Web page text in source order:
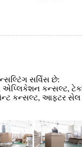
સર્વિસ છે:
એપ્લિકેશન કન્સલ્ટ,
કન્સલ્ટ, આફ્ટર સેલ